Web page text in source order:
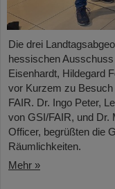
Die drei
hessischen
Eisenhardt, Hildegard
vor Kurzem zu
FAIR. Dr. Ingo Peter,
von GSI/FAIR, und Dr.
Officer, begrüßten die
Räumlichkeiten.
Mehr »